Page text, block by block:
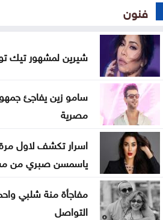
فنون
شيرين لمشهور تيك
سامو زين يفاجئ
مصرية
اسرار تكشف لاول
ياسمسن صبري من
مفاجأة منة شلبي
التواصل